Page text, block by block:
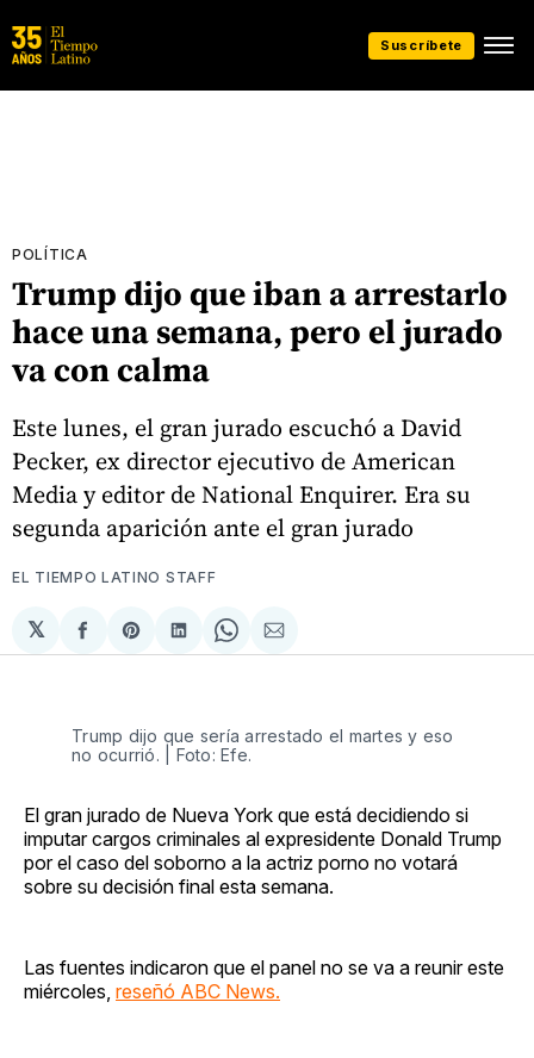
Suscríbete
POLÍTICA
Trump dijo que iban a arrestarlo
hace una semana, pero el jurado
va con calma
Este lunes, el gran jurado escuchó a David
Pecker, ex director ejecutivo de American
Media y editor de National Enquirer. Era su
segunda aparición ante el gran jurado
EL TIEMPO LATINO STAFF
𝕏
Compartir
en
Share
on
Compartir
en
Share
on
Compartir
via
Trump dijo que sería arrestado el martes y eso
no ocurrió. | Foto: Efe.
El gran jurado de Nueva York que está decidiendo si
imputar cargos criminales al expresidente Donald Trump
por el caso del soborno a la actriz porno no votará
sobre su decisión final esta semana.
Las fuentes indicaron que el panel no se va a reunir este
miércoles, reseñó ABC News.